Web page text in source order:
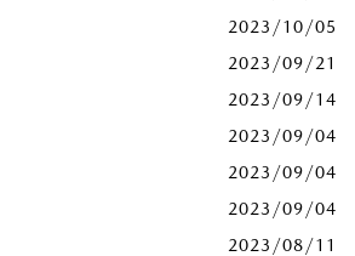
2023/10/05
2023/09/21
2023/09/14
2023/09/04
2023/09/04
2023/09/04
2023/08/11